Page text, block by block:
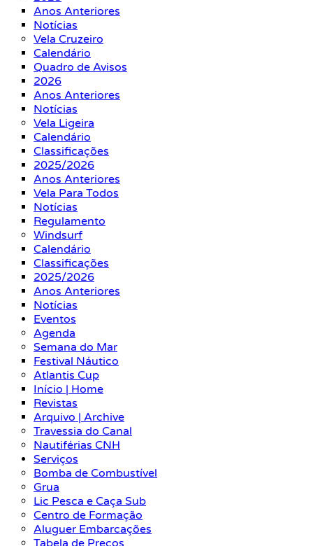
Anos Anteriores
Notícias
Vela Cruzeiro
Calendário
Quadro de Avisos
2026
Anos Anteriores
Notícias
Vela Ligeira
Calendário
Classificações
2025/2026
Anos Anteriores
Vela Para Todos
Notícias
Regulamento
Windsurf
Calendário
Classificações
2025/2026
Anos Anteriores
Notícias
Eventos
Agenda
Semana do Mar
Festival Náutico
Atlantis Cup
Início | Home
Revistas
Arquivo | Archive
Travessia do Canal
Nautiférias CNH
Serviços
Bomba de Combustível
Grua
Lic Pesca e Caça Sub
Centro de Formação
Aluguer Embarcações
Tabela de Preços